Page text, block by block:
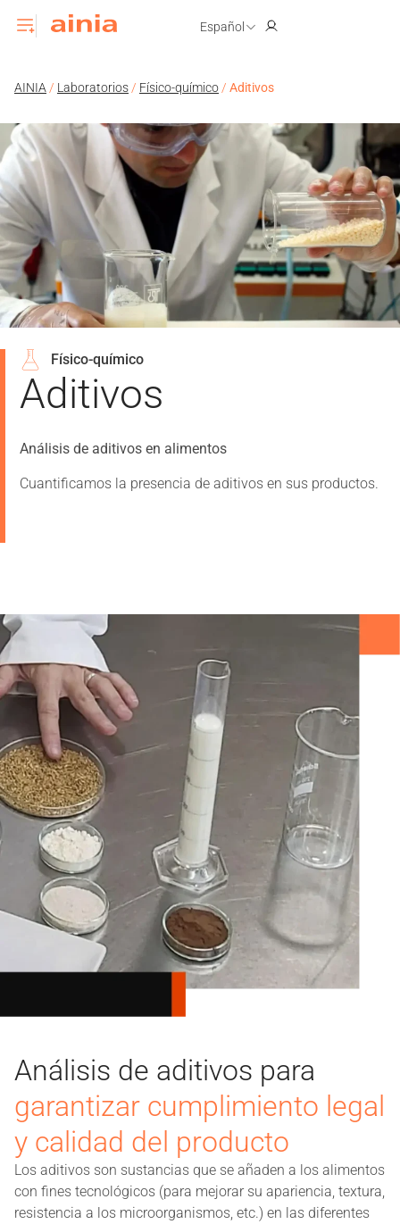
Español
AINIA / Laboratorios / Físico-químico / Aditivos
Físico-químico
Aditivos
Análisis de aditivos en alimentos
Cuantificamos la presencia de aditivos en sus productos.
Análisis de aditivos para
garantizar cumplimiento legal
y calidad del producto
Los aditivos son sustancias que se añaden a los alimentos
con fines tecnológicos (para mejorar su apariencia, textura,
resistencia a los microorganismos, etc.) en las diferentes